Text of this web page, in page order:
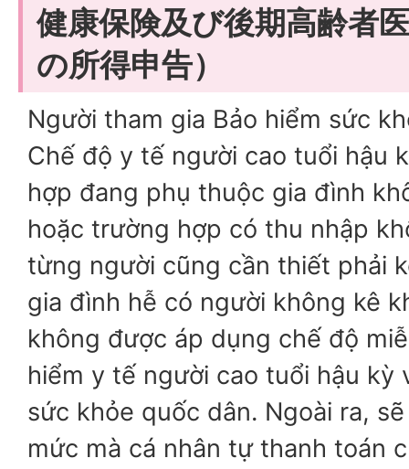
健康保険及び後期高齢者
の所得申告）
Người tham gia Bảo hiểm sức
Chế độ y tế người cao tuổi hậu
hợp đang phụ thuộc gia đình
hoặc trường hợp có thu nhập
từng người cũng cần thiết phải
gia đình hễ có người không kê
không được áp dụng chế độ
hiểm y tế người cao tuổi hậu kỳ
sức khỏe quốc dân. Ngoài ra,
mức mà cá nhân tự thanh toán